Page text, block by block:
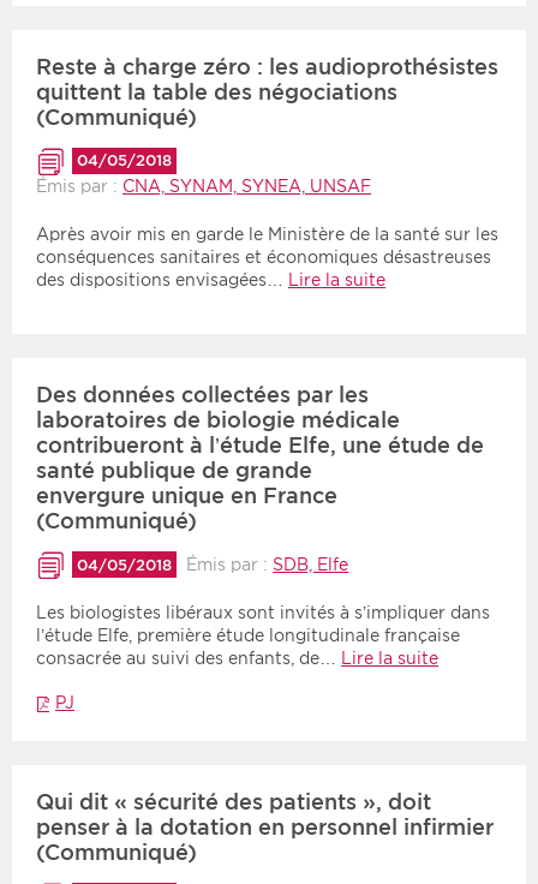
Reste à charge zéro : les audioprothésistes
quittent la table des négociations
(Communiqué)
04/05/2018
Émis par : CNA, SYNAM, SYNEA, UNSAF
Après avoir mis en garde le Ministère de la santé sur les
conséquences sanitaires et économiques désastreuses
des dispositions envisagées…
Lire la suite
Des données collectées par les
laboratoires de biologie médicale
contribueront à l’étude Elfe, une étude de
santé publique de grande
envergure unique en France
(Communiqué)
04/05/2018 Émis par : SDB, Elfe
Les biologistes libéraux sont invités à s’impliquer dans
l’étude Elfe, première étude longitudinale française
consacrée au suivi des enfants, de… Lire la suite
PJ
Qui dit « sécurité des patients », doit
penser à la dotation en personnel infirmier
(Communiqué)